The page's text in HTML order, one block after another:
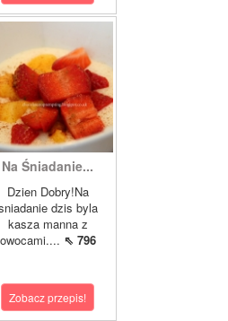
Na Śniadanie...
Dzien Dobry!Na
dzis byla
kasza manna z
owocami.... ⇖ 796
Zobacz przepis!